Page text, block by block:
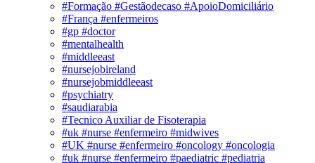
#Formação #Gestãodecaso #ApoioDomiciliário
#França #enfermeiros
#gp #doctor
#mentalhealth
#middleeast
#nursejobireland
#nursejobmiddleeast
#psychiatry
#saudiarabia
#Tecnico Auxiliar de Fisoterapia
#uk #nurse #enfermeiro #midwives
#UK #nurse #enfermeiro #oncology #oncologia
#uk #nurse #enfermeiro #paediatric #pediatria